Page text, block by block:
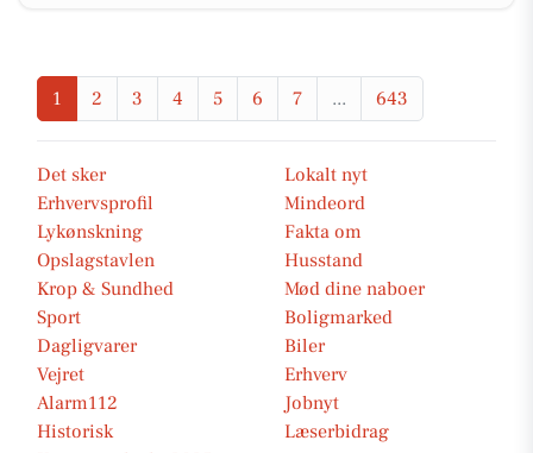
1 2 3 4 5 6 7 ... 643
Det sker
Lokalt nyt
Erhvervsprofil
Mindeord
Lykønskning
Fakta om
Opslagstavlen
Husstand
Krop & Sundhed
Mød dine naboer
Sport
Boligmarked
Dagligvarer
Biler
Vejret
Erhverv
Alarm112
Jobnyt
Historisk
Læserbidrag